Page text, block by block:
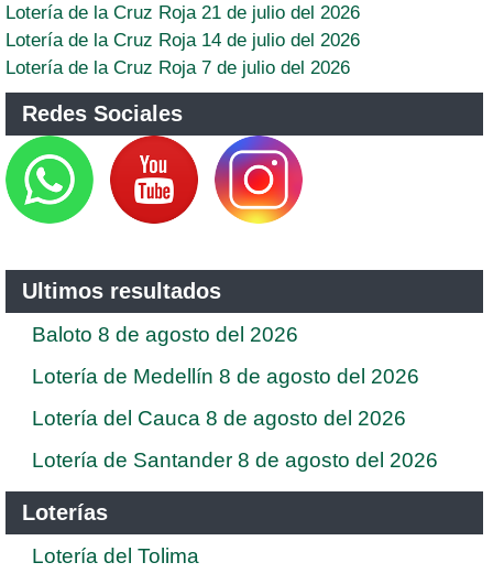
Lotería de la Cruz Roja 21 de julio del 2026
Lotería de la Cruz Roja 14 de julio del 2026
Lotería de la Cruz Roja 7 de julio del 2026
Redes Sociales
Ultimos resultados
Baloto 8 de agosto del 2026
Lotería de Medellín 8 de agosto del 2026
Lotería del Cauca 8 de agosto del 2026
Lotería de Santander 8 de agosto del 2026
Loterías
Lotería del Tolima